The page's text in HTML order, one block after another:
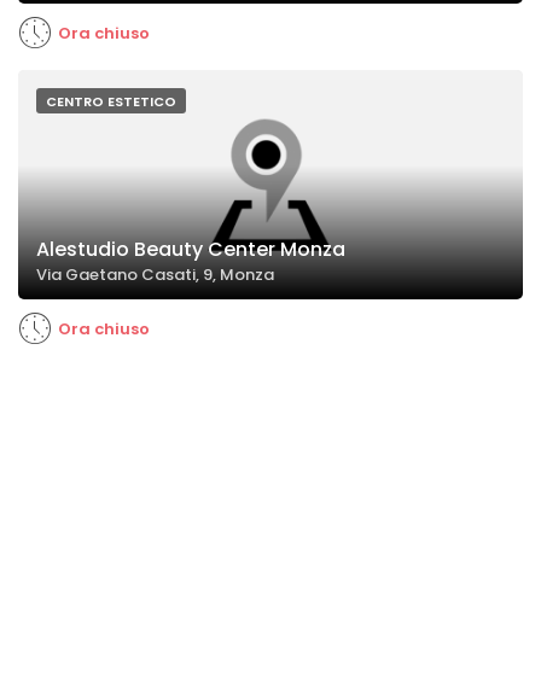
Ora chiuso
CENTRO ESTETICO
Alestudio Beauty Center Monza
Via Gaetano Casati, 9, Monza
Ora chiuso